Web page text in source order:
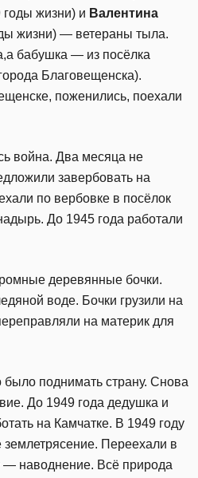
годы жизни) и Валентина
жизни) — ветераны тыла.
бабушка — из посёлка
Благовещенска).
поженились, поехали
война. Два месяца не
завербовать на
по вербовке в посёлок
До 1945 года работали
деревянные бочки.
воде. Бочки грузили на
на материк для
поднимать страну. Снова
До 1949 года дедушка и
на Камчатке. В 1949 году
Переехали в
— наводнение. Всё природа